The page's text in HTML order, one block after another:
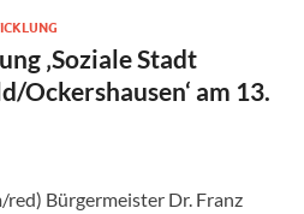
‚Soziale Stadt
Ockershausen‘ am 13.
Bürgermeister Dr. Franz